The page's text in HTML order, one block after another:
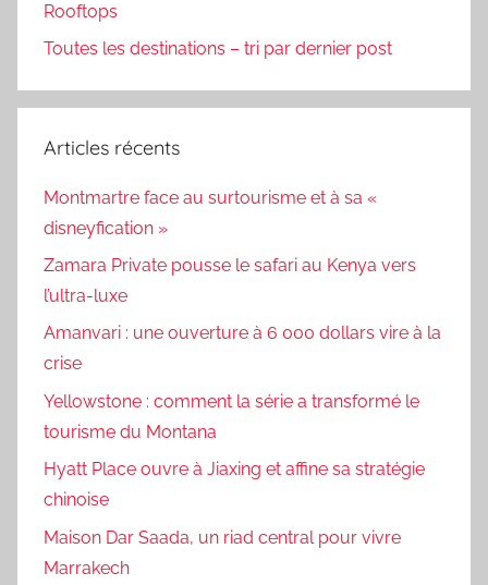
Rooftops
Toutes les destinations – tri par dernier post
Articles récents
Montmartre face au surtourisme et à sa «
disneyfication »
Zamara Private pousse le safari au Kenya vers
l’ultra-luxe
Amanvari : une ouverture à 6 000 dollars vire à la
crise
Yellowstone : comment la série a transformé le
tourisme du Montana
Hyatt Place ouvre à Jiaxing et affine sa stratégie
chinoise
Maison Dar Saada, un riad central pour vivre
Marrakech